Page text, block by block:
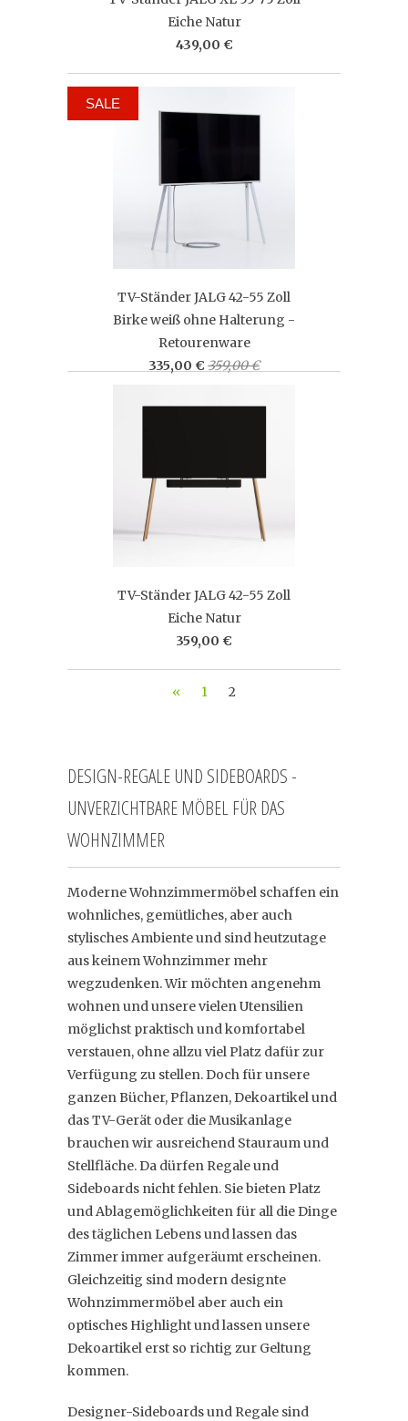
Eiche Natur
439,00 €
TV-Ständer JALG 42-55 Zoll
Birke weiß ohne Halterung -
Retourenware
335,00 € 359,00 €
SALE
TV-Ständer JALG 42-55 Zoll
Eiche Natur
359,00 €
« 1 2
DESIGN-REGALE UND SIDEBOARDS -
UNVERZICHTBARE MÖBEL FÜR DAS
WOHNZIMMER
Moderne Wohnzimmermöbel schaffen ein
wohnliches, gemütliches, aber auch
stylisches Ambiente und sind heutzutage
aus keinem Wohnzimmer mehr
wegzudenken. Wir möchten angenehm
wohnen und unsere vielen Utensilien
möglichst praktisch und komfortabel
verstauen, ohne allzu viel Platz dafür zur
Verfügung zu stellen. Doch für unsere
ganzen Bücher, Pflanzen, Dekoartikel und
das TV-Gerät oder die Musikanlage
brauchen wir ausreichend Stauraum und
Stellfläche. Da dürfen Regale und
Sideboards nicht fehlen. Sie bieten Platz
und Ablagemöglichkeiten für all die Dinge
des täglichen Lebens und lassen das
Zimmer immer aufgeräumt erscheinen.
Gleichzeitig sind modern designte
Wohnzimmermöbel aber auch ein
optisches Highlight und lassen unsere
Dekoartikel erst so richtig zur Geltung
kommen.
Designer-Sideboards und Regale sind